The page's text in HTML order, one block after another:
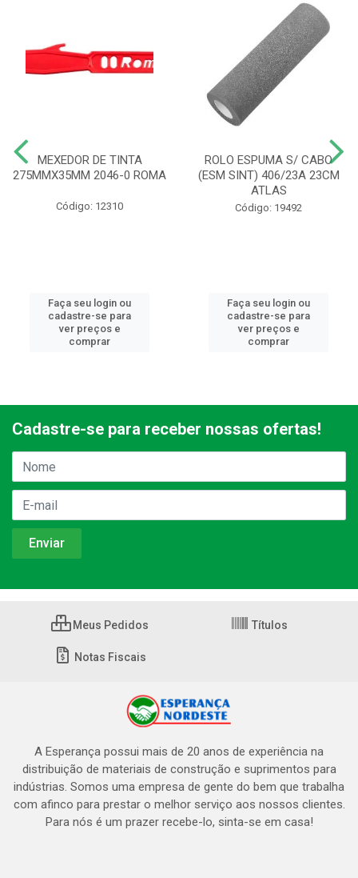
MEXEDOR DE TINTA
275MMX35MM 2046-0 ROMA
Código: 12310
Faça seu login ou
cadastre-se para
ver preços e
comprar
ROLO ESPUMA S/ CABO
(ESM SINT) 406/23A 23CM
ATLAS
Código: 19492
Faça seu login ou
cadastre-se para
ver preços e
comprar
Cadastre-se para receber nossas ofertas!
Meus Pedidos Títulos
Notas Fiscais
A Esperança possui mais de 20 anos de experiência na
distribuição de materiais de construção e suprimentos para
indústrias. Somos uma empresa de gente do bem que trabalha
com afinco para prestar o melhor serviço aos nossos clientes.
Para nós é um prazer recebe-lo, sinta-se em casa!